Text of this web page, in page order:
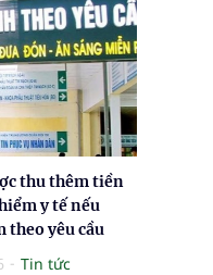
thu thêm tiền
y tế nếu
theo yêu cầu
Tin tức